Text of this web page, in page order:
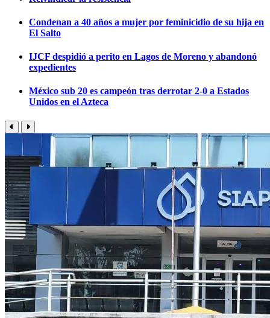
Condenan a 40 años a mujer por feminicidio de su hija en
El Salto
IJCF despidió a perito en Lagos de Moreno y abandonó
expedientes
México sub 20 es campeón tras derrotar 2-0 a Estados
Unidos en el Azteca